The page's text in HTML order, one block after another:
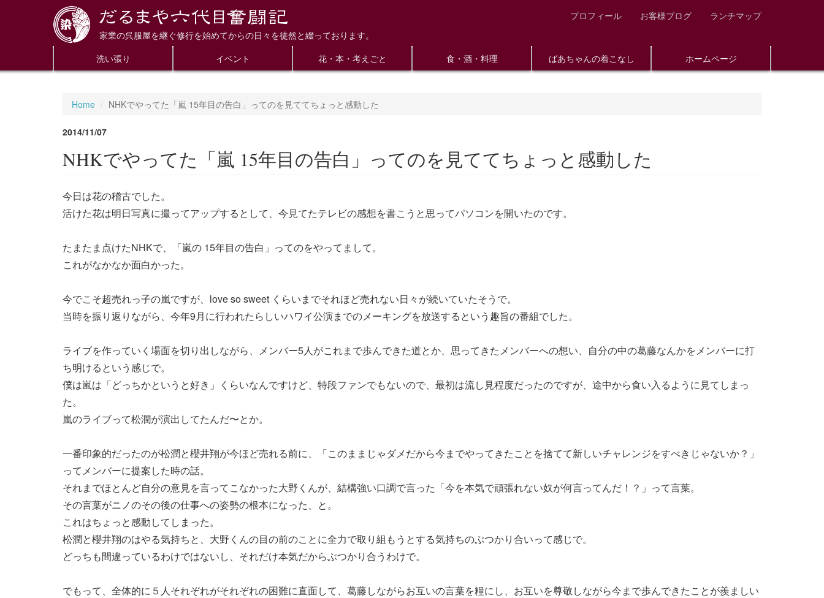
家業の呉服屋を継ぐ修行を始めてからの日々を徒然と綴っております。
プロフィール お客様ブログ ランチマップ
洗い張り イベント 花・本・考えごと 食・酒・料理 ばあちゃんの着こなし ホームページ
Home NHKでやってた「嵐 15年目の告白」ってのを見ててちょっと感動した
2014/11/07
NHKでやってた「嵐 15年目の告白」ってのを見ててちょっと感動した
今日は花の稽古でした。
活けた花は明日写真に撮ってアップするとして、今見てたテレビの感想を書こうと思ってパソコンを開いたのです。
たまたま点けたNHKで、「嵐の 15年目の告白」ってのをやってまして。
これがなかなか面白かった。
今でこそ超売れっ子の嵐ですが、love so sweet くらいまでそれほど売れない日々が続いていたそうで。
当時を振り返りながら、今年9月に行われたらしいハワイ公演までのメーキングを放送するという趣旨の番組でした。
ライブを作っていく場面を切り出しながら、メンバー5人がこれまで歩んできた道とか、思ってきたメンバーへの想い、自分の中の葛藤なんかをメンバーに打
ち明けるという感じで。
僕は嵐は「どっちかというと好き」くらいなんですけど、特段ファンでもないので、最初は流し見程度だったのですが、途中から食い入るように見てしまっ
た。
嵐のライブって松潤が演出してたんだ〜とか。
一番印象的だったのが松潤と櫻井翔が今ほど売れる前に、「このままじゃダメだから今までやってきたことを捨てて新しいチャレンジをすべきじゃないか？」
ってメンバーに提案した時の話。
それまでほとんど自分の意見を言ってこなかった大野くんが、結構強い口調で言った「今を本気で頑張れない奴が何言ってんだ！？」って言葉。
その言葉がニノのその後の仕事への姿勢の根本になった、と。
これはちょっと感動してしまった。
松潤と櫻井翔のはやる気持ちと、大野くんの目の前のことに全力で取り組もうとする気持ちのぶつかり合いって感じで。
どっちも間違っているわけではないし、それだけ本気だからぶつかり合うわけで。
でもって、全体的に５人それぞれがそれぞれの困難に直面して、葛藤しながらお互いの言葉を糧にし、お互いを尊敬しながら今まで歩んできたことが羨ましい